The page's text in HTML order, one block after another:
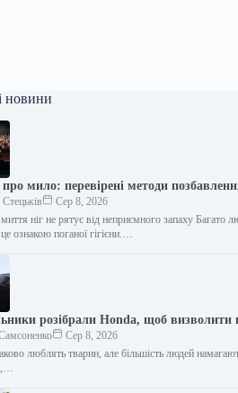
новини
про мило: перевірені методи
Сер 8, 2026
ніг не рятує від неприємного запаху Багато
ознакою поганої гігієни.…
розібрали Honda, щоб визволити
Сер 8, 2026
люблять тварин, але більшість людей